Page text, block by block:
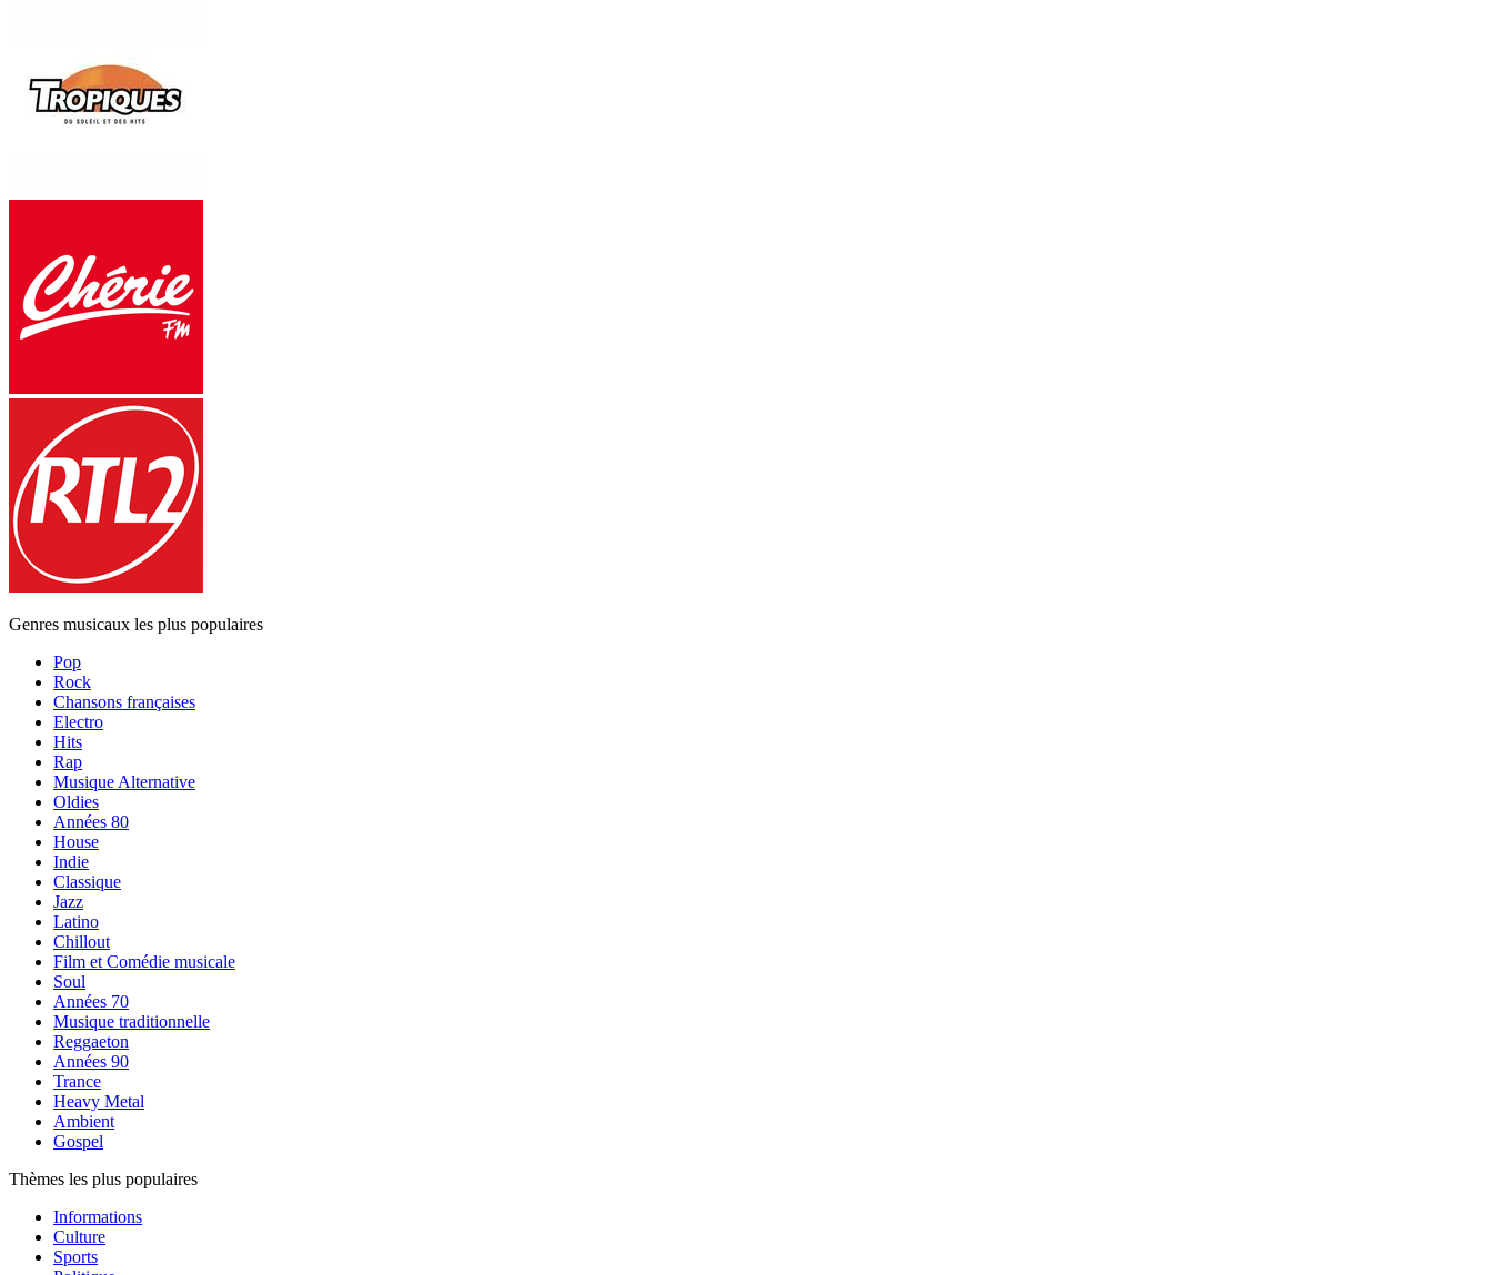
Genres musicaux les plus populaires
Pop
Rock
Chansons françaises
Electro
Hits
Rap
Musique Alternative
Oldies
Années 80
House
Indie
Classique
Jazz
Latino
Chillout
Film et Comédie musicale
Soul
Années 70
Musique traditionnelle
Reggaeton
Années 90
Trance
Heavy Metal
Ambient
Gospel
Thèmes les plus populaires
Informations
Culture
Sports